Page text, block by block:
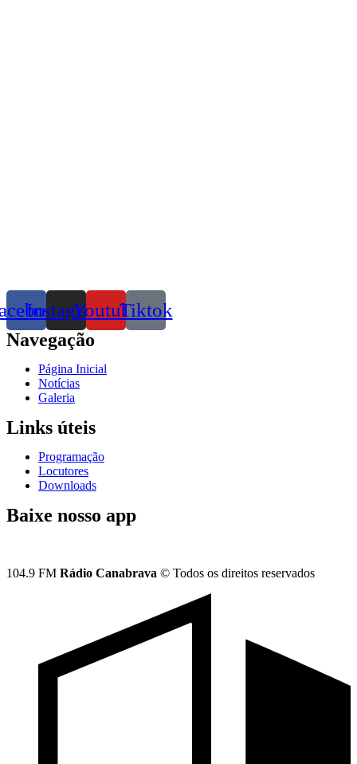
InstagramYoutubeTiktok
Navegação
Página Inicial
Notícias
Galeria
Links úteis
Programação
Locutores
Downloads
Baixe nosso app
104.9 FM Rádio Canabrava © Todos os direitos reservados